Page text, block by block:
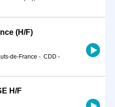
(H/F)
de-France - CDD -
H/F